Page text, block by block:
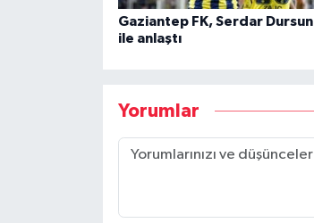
Gaziantep FK, Serdar Dursun
ile anlaştı
Yorumlar